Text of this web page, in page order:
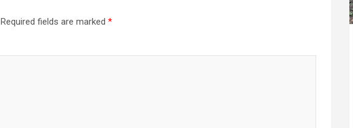
Required fields are marked *